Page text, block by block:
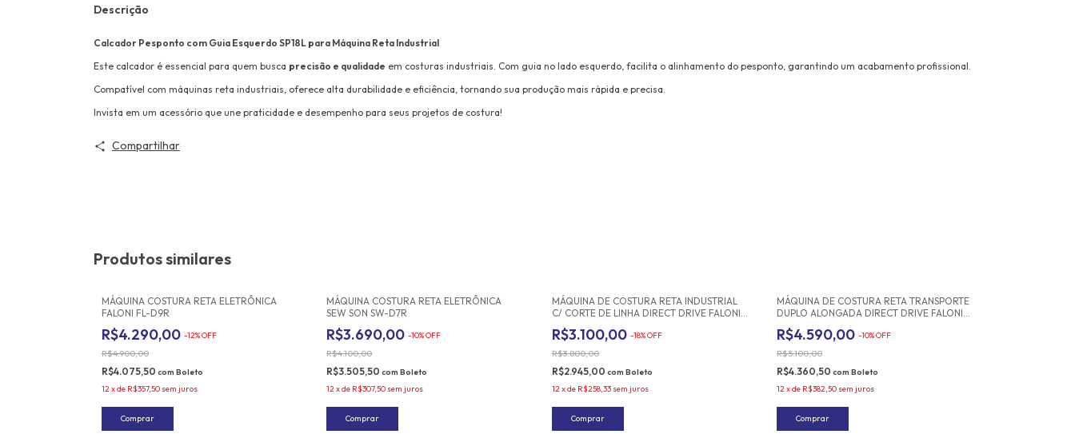
Descrição
Calcador Pesponto com Guia Esquerdo SP18L para Máquina Reta Industrial
Este calcador é essencial para quem busca precisão e qualidade em costuras industriais. Com guia no lado esquerdo, facilita o alinhamento do pesponto, garantindo um acabamento profissional.
Compatível com máquinas reta industriais, oferece alta durabilidade e eficiência, tornando sua produção mais rápida e precisa.
Invista em um acessório que une praticidade e desempenho para seus projetos de costura!
Compartilhar
Produtos similares
Frete grátis
MÁQUINA COSTURA RETA ELETRÔNICA
FALONI FL-D9R
R$4.290,00 -12%OFF
R$4.900,00
R$4.075,50 com Boleto
12 xde R$357,50 sem juros
Frete grátis
MÁQUINA COSTURA RETA ELETRÔNICA
SEW SON SW-D7R
R$3.690,00-10%OFF
R$4.100,00
R$3.505,50com Boleto
12 xde R$307,50 sem juros
Frete grátis
MÁQUINA DE COSTURA RETA INDUSTRIAL
C/ CORTE DE LINHA DIRECT DRIVE FALONI
R$3.100,00 -18%OFF
R$3.800,00
R$2.945,00 com Boleto
12 xde R$258,33 sem juros
Frete grátis
MÁQUINA DE COSTURA RETA TRANSPORTE
DUPLO ALONGADA DIRECT DRIVE FALONI
R$4.590,00 -10%OFF
R$5.100,00
R$4.360,50 com Boleto
12 xde R$382,50 sem juros